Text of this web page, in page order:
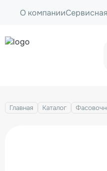
О компании
Главная Каталог